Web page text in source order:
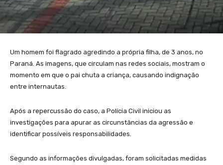
Um homem foi flagrado agredindo a própria filha, de 3 anos, no
Paraná. As imagens, que circulam nas redes sociais, mostram o
momento em que o pai chuta a criança, causando indignação
entre internautas.
Após a repercussão do caso, a Polícia Civil iniciou as
investigações para apurar as circunstâncias da agressão e
identificar possíveis responsabilidades.
Segundo as informações divulgadas, foram solicitadas medidas